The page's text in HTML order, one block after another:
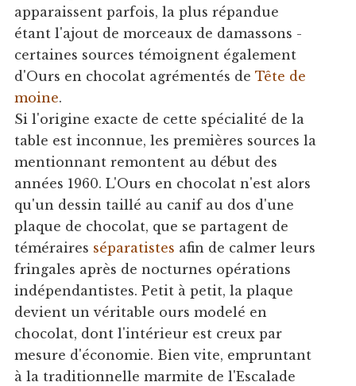
apparaissent parfois, la plus répandue
étant l'ajout de morceaux de damassons -
certaines sources témoignent également
d'Ours en chocolat agrémentés de Tête de
moine.
Si l'origine exacte de cette spécialité de la
table est inconnue, les premières sources la
mentionnant remontent au début des
années 1960. L'Ours en chocolat n'est alors
qu'un dessin taillé au canif au dos d'une
plaque de chocolat, que se partagent de
téméraires séparatistes afin de calmer leurs
fringales après de nocturnes opérations
indépendantistes. Petit à petit, la plaque
devient un véritable ours modelé en
chocolat, dont l'intérieur est creux par
mesure d'économie. Bien vite, empruntant
à la traditionnelle marmite de l'Escalade